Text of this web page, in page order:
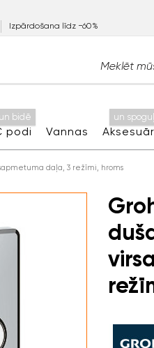
Izpārdošana līdz −60%
podi
un bidē
Vannas
un
daļa, 3 režīmi, hroms